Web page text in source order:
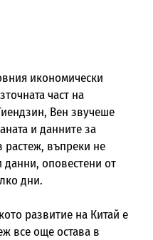
икономически
част на
Вен звучеше
и данните за
растеж, въпреки не
данни, оповестени от
дни.
развитие на Китай е
все още остава в